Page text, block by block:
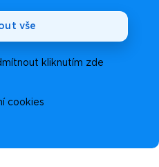
cookies
kliknutím zde
vše